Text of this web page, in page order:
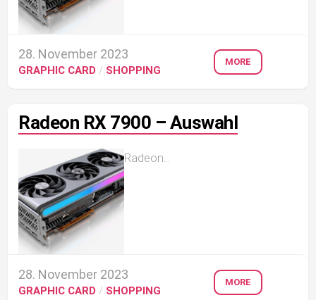
28. November 2023
GRAPHIC CARD / SHOPPING
MORE
Radeon RX 7900 – Auswahl
Radeon...
28. November 2023
GRAPHIC CARD / SHOPPING
MORE